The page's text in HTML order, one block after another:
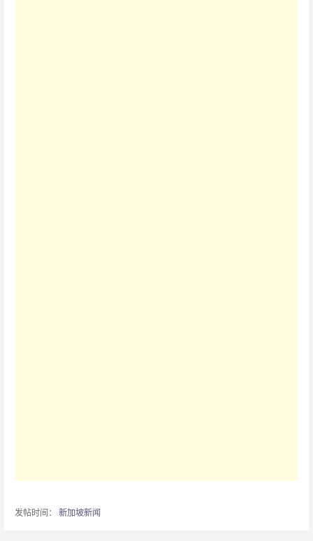
发帖时间： 新加坡新闻